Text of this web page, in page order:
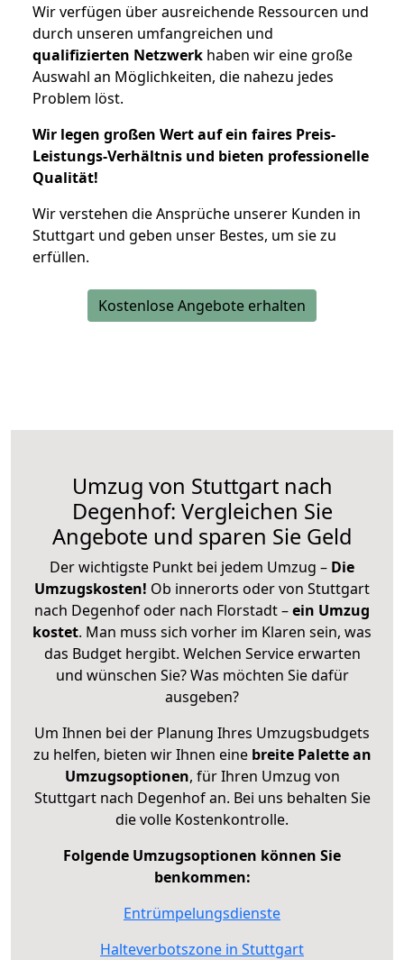
Wir verfügen über ausreichende Ressourcen und
durch unseren umfangreichen und
qualifizierten Netzwerk haben wir eine große
Auswahl an Möglichkeiten, die nahezu jedes
Problem löst.
Wir legen großen Wert auf ein faires Preis-
Leistungs-Verhältnis und bieten professionelle
Qualität!
Wir verstehen die Ansprüche unserer Kunden in
Stuttgart und geben unser Bestes, um sie zu
erfüllen.
Kostenlose Angebote erhalten
Umzug von Stuttgart nach
Degenhof: Vergleichen Sie
Angebote und sparen Sie Geld
Der wichtigste Punkt bei jedem Umzug – Die
Umzugskosten! Ob innerorts oder von Stuttgart
nach Degenhof oder nach Florstadt –ein Umzug
kostet. Man muss sich vorher im Klaren sein, was
das Budget hergibt. Welchen Service erwarten
und wünschen Sie? Was möchten Sie dafür
ausgeben?
Um Ihnen bei der Planung Ihres Umzugsbudgets
zu helfen, bieten wir Ihnen eine breite Palette an
Umzugsoptionen, für Ihren Umzug von
Stuttgart nach Degenhof an. Bei uns behalten Sie
die volle Kostenkontrolle.
Folgende Umzugsoptionen können Sie
benkommen:
Entrümpelungsdienste
Halteverbotszone in Stuttgart